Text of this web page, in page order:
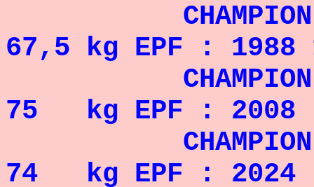
CHAMPION
67,5 kg EPF : 1988
CHAMPION
75 kg EPF : 2008
CHAMPION
74 kg EPF : 2024